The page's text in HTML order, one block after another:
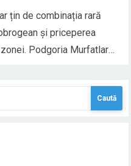
țin de combinația rară
și priceperea
Podgoria Murfatlar
detalii de terroir, tehnici și
caracterul fiecărui…